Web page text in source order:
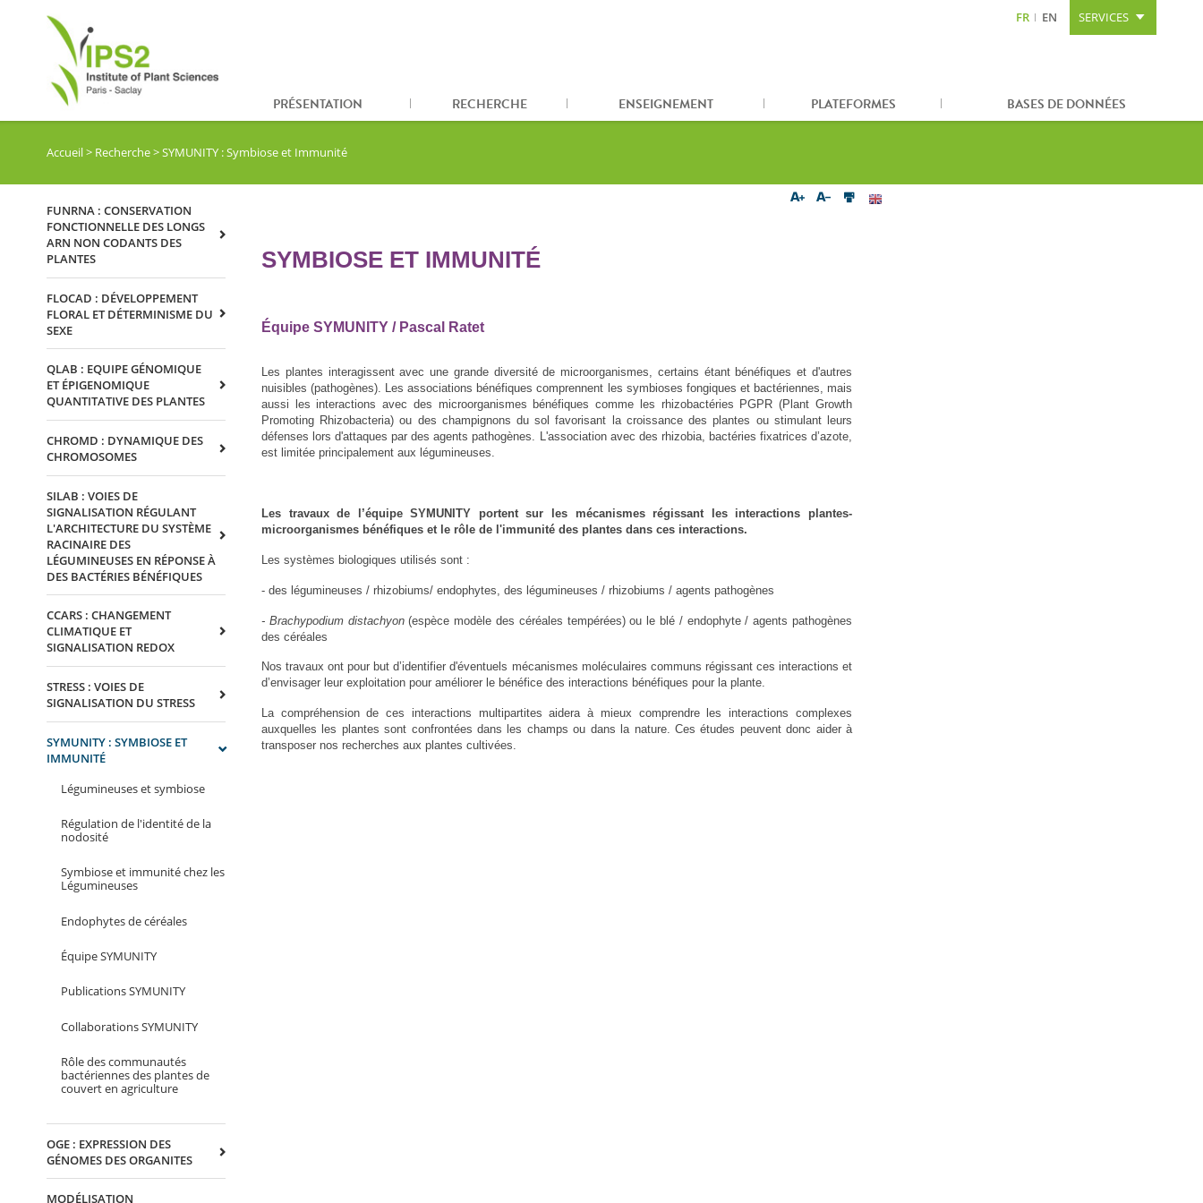
Aller à la recherche Plan du site
FR EN SERVICES
PRÉSENTATION RECHERCHE ENSEIGNEMENT PLATEFORMES BASES DE DONNÉES
Accueil> Recherche>SYMUNITY : Symbiose et Immunité
SYMBIOSE ET IMMUNITÉ
Équipe SYMUNITY / Pascal Ratet
Les plantes interagissent avec une grande diversité de microorganismes, certains étant bénéfiques et d'autres
nuisibles (pathogènes). Les associations bénéfiques comprennent les symbioses fongiques et bactériennes, mais
aussi les interactions avec des microorganismes bénéfiques comme les rhizobactéries PGPR (Plant Growth
Promoting Rhizobacteria) ou des champignons du sol favorisant la croissance des plantes ou stimulant leurs
défenses lors d'attaques par des agents pathogènes. L'association avec des rhizobia, bactéries fixatrices d’azote,
est limitée principalement aux légumineuses.
Les travaux de l’équipe SYMUNITY portent sur les mécanismes régissant les interactions plantes-
microorganismes bénéfiques et le rôle de l'immunité des plantes dans ces interactions.
Les systèmes biologiques utilisés sont :
- des légumineuses / rhizobiums/ endophytes, des légumineuses / rhizobiums / agents pathogènes
- Brachypodium distachyon(espèce modèle des céréales tempérées) ou le blé / endophyte / agents pathogènes
des céréales
Nos travaux ont pour but d’identifier d'éventuels mécanismes moléculaires communs régissant ces interactions et
d’envisager leur exploitation pour améliorer le bénéfice des interactions bénéfiques pour la plante.
La compréhension de ces interactions multipartites aidera à mieux comprendre les interactions complexes
auxquelles les plantes sont confrontées dans les champs ou dans la nature. Ces études peuvent donc aider à
transposer nos recherches aux plantes cultivées.
FUNRNA : CONSERVATION
FONCTIONNELLE DES LONGS
ARN NON CODANTS DES
PLANTES
FLOCAD : DÉVELOPPEMENT
FLORAL ET DÉTERMINISME DU
SEXE
QLAB : EQUIPE GÉNOMIQUE
ET ÉPIGENOMIQUE
QUANTITATIVE DES PLANTES
CHROMD : DYNAMIQUE DES
CHROMOSOMES
SILAB : VOIES DE
SIGNALISATION RÉGULANT
L'ARCHITECTURE DU SYSTÈME
RACINAIRE DES
LÉGUMINEUSES EN RÉPONSE À
DES BACTÉRIES BÉNÉFIQUES
CCARS : CHANGEMENT
CLIMATIQUE ET
SIGNALISATION REDOX
STRESS : VOIES DE
SIGNALISATION DU STRESS
SYMUNITY : SYMBIOSE ET
IMMUNITÉ
Légumineuses et symbiose
Régulation de l'identité de la
nodosité
Symbiose et immunité chez les
Légumineuses
Endophytes de céréales
Équipe SYMUNITY
Publications SYMUNITY
Collaborations SYMUNITY
Rôle des communautés
bactériennes des plantes de
couvert en agriculture
OGE : EXPRESSION DES
GÉNOMES DES ORGANITES
MODÉLISATION